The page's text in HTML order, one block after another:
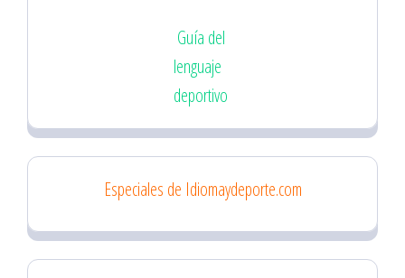
Guía del
lenguaje
deportivo
Especiales de Idiomaydeporte.com